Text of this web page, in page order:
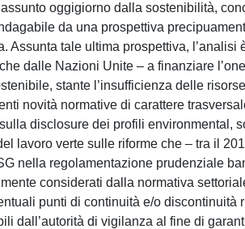
assunto oggigiorno dalla sostenibilità,
da una prospettiva
Assunta tale ultima prospettiva,
dalle Nazioni Unite – a finanziare
stante l’insufficienza delle
novità normative di carattere
disclosure dei profili environmental,
lavoro verte sulle riforme che – tra il
nella regolamentazione prudenziale
considerati dalla normativa
punti di continuità e/o discontinuità
dall’autorità di vigilanza al fine di